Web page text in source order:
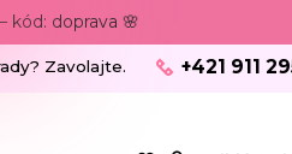
kód: doprava 🌸
Zavolajte. +421 911